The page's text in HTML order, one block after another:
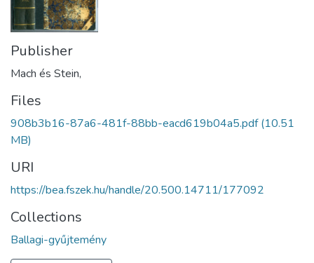
Publisher
Mach és Stein,
Files
908b3b16-87a6-481f-88bb-eacd619b04a5.pdf(10.51
MB)
URI
https://bea.fszek.hu/handle/20.500.14711/177092
Collections
Ballagi-gyűjtemény